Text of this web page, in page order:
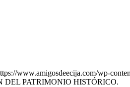
www.amigosdeecija.com/wp-
PATRIMONIO HISTÓRICO.